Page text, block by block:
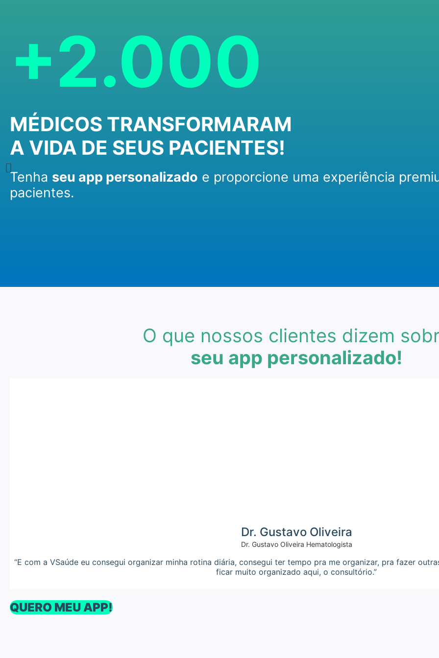
+2.000
MÉDICOS TRANSFORMARAM
A VIDA DE SEUS PACIENTES!
Tenha seu app personalizado e proporcione uma experiência
pacientes.
O que nossos clientes dizem
seu app personalizado!
Dr. Gustavo Oliveira
Dr. Gustavo Oliveira Hematologista
“E com a VSaúde eu consegui organizar minha rotina diária, consegui ter tempo pra me organizar, pra fazer
ficar muito organizado aqui, o consultório.”
QUERO MEU APP!